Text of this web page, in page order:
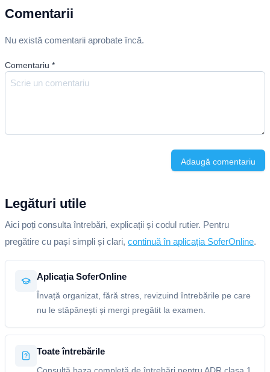
Comentarii
Nu există comentarii aprobate încă.
Comentariu *
Adaugă comentariu
Legături utile
Aici poți consulta întrebări, explicații și codul rutier. Pentru
pregătire cu pași simpli și clari, continuă în aplicația SoferOnline.
Aplicația SoferOnline
Învață organizat, fără stres, revizuind întrebările pe care
nu le stăpânești și mergi pregătit la examen.
Toate întrebările